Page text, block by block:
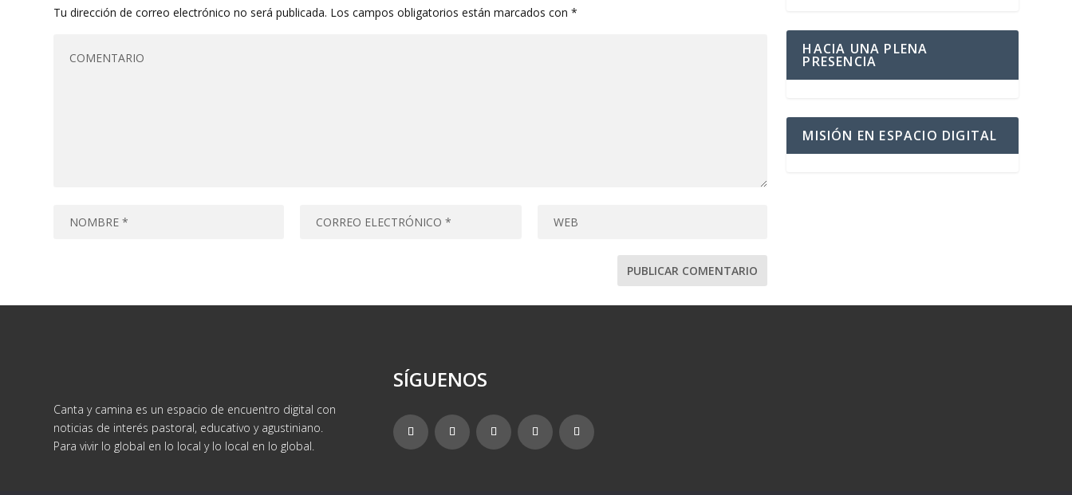
Tu dirección de correo electrónico no será publicada. Los campos obligatorios están marcados con*
HACIA UNA PLENA
PRESENCIA
MISIÓN EN ESPACIO DIGITAL
Canta y camina es un espacio de encuentro digital con
noticias de interés pastoral, educativo y agustiniano.
Para vivir lo global en lo local y lo local en lo global.
SÍGUENOS